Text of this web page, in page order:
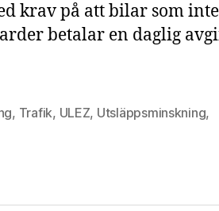
krav på att bilar som inte
betalar en daglig
, Trafik, ULEZ, Utsläppsminskning,